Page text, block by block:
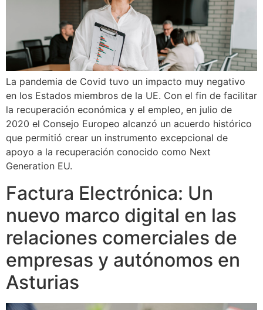
La pandemia de Covid tuvo un impacto muy negativo
en los Estados miembros de la UE. Con el fin de facilitar
la recuperación económica y el empleo, en julio de
2020 el Consejo Europeo alcanzó un acuerdo histórico
que permitió crear un instrumento excepcional de
apoyo a la recuperación conocido como Next
Generation EU.
Factura Electrónica: Un
nuevo marco digital en las
relaciones comerciales de
empresas y autónomos en
Asturias